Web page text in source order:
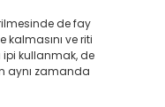
de fay
kalmasını ve riti
kullanmak, de
aynı zamanda